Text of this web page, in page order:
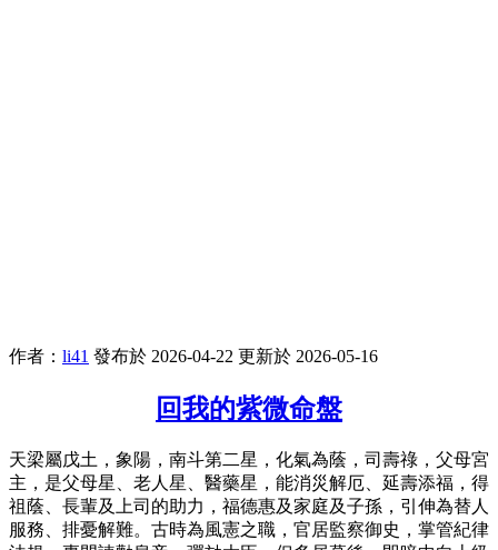
作者： li41 發布於 2026-04-22 更新於 2026-05-16
回我的紫微命盤
天梁屬戊土，象陽，南斗第二星，化氣為蔭，司壽祿，父母宮
主，是父母星、老人星、醫藥星，能消災解厄、延壽添福，​​得
祖蔭、長輩及上司的助力，福德惠及家庭及子孫，引伸為替人
服務、排憂解難。古時為風憲之職，官居監察御史，掌管紀律